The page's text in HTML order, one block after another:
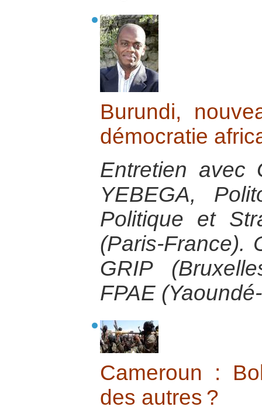
Burundi,
démocratie
Entretien avec
YEBEGA,
Politique et
(Paris-France).
GRIP
FPAE
Cameroun :
des autres ?